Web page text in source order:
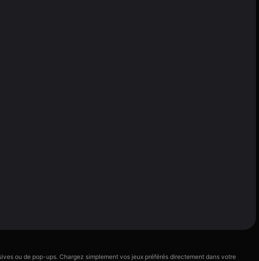
ou de pop-ups. Chargez simplement vos jeux préférés directement dans votre